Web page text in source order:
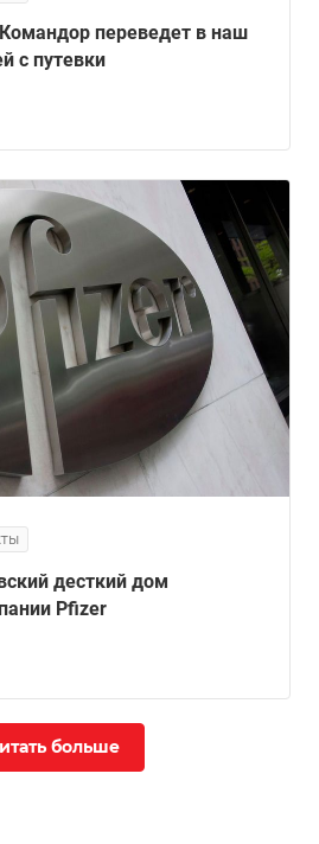
переведет в наш
с путевки
десткий дом
Pfizer
больше